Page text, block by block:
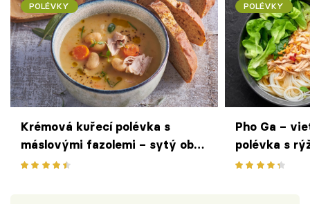
POLÉVKY
Krémová kuřecí polévka s
máslovými fazolemi – sytý oběd
provoněný bylinkami
POLÉVKY
Pho Ga –
polévka s
dokonalý